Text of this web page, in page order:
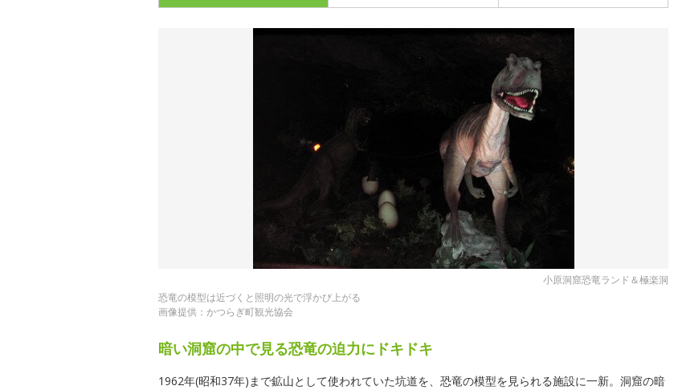
小原洞窟恐竜ランド＆極楽洞
恐竜の模型は近づくと照明の光で浮かび上がる
画像提供：かつらぎ町観光協会
暗い洞窟の中で見る恐竜の迫力にドキドキ
1962年(昭和37年)まで鉱山として使われていた坑道を、恐竜の模型を見られる施設に一新。洞窟の暗